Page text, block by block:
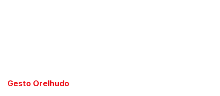
Gesto Orelhudo